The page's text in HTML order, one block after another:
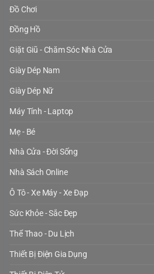
Đồ Chơi
Đồng Hồ
Giặt Giũ - Chăm Sóc Nhà Cửa
Giày Dép Nam
Giày Dép Nữ
Máy Tính - Laptop
Mẹ - Bé
Nhà Cửa - Đời Sống
Nhà Sách Online
Ô Tô - Xe Máy - Xe Đạp
Sức Khỏe - Sắc Đẹp
Thể Thao - Du Lịch
Thiết Bị Điện Gia Dụng